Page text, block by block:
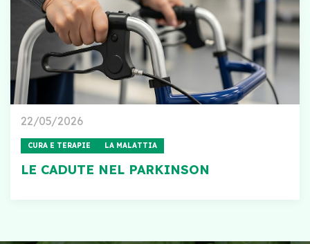
22/05/2026
CURA E TERAPIE LA MALATTIA
LE CADUTE NEL PARKINSON